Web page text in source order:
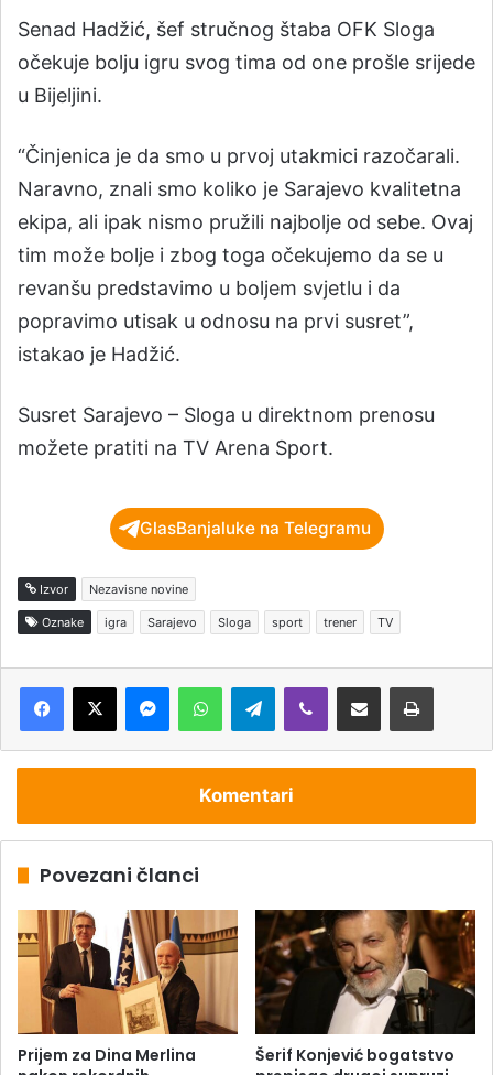
Senad Hadžić, šef stručnog štaba OFK Sloga
očekuje bolju igru svog tima od one prošle srijede
u Bijeljini.
“Činjenica je da smo u prvoj utakmici razočarali.
Naravno, znali smo koliko je Sarajevo kvalitetna
ekipa, ali ipak nismo pružili najbolje od sebe. Ovaj
tim može bolje i zbog toga očekujemo da se u
revanšu predstavimo u boljem svjetlu i da
popravimo utisak u odnosu na prvi susret”,
istakao je Hadžić.
Susret Sarajevo – Sloga u direktnom prenosu
možete pratiti na TV Arena Sport.
GlasBanjaluke na Telegramu
Izvor Nezavisne novine
Oznake igra Sarajevo Sloga sport trener TV
Telegram
Komentari
Povezani članci
Prijem za Dina Merlina
Šerif Konjević bogatstvo